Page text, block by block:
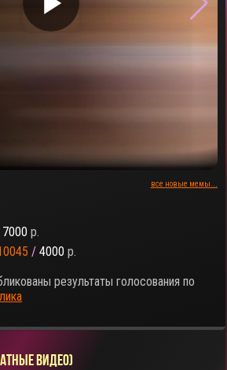
все новые мемы...
7000 р.
/ 4000 р.
результаты голосования по
ВИДЕО)